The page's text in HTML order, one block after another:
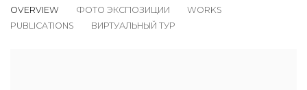
OVERVIEW ФОТО ЭКСПОЗИЦИИ
WORKS
PUBLICATIONS
ВИРТУАЛЬНЫЙ ТУР